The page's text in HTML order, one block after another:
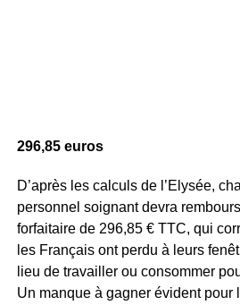
296,85 euros
D’après les calculs de l’Elysée,
personnel soignant devra
forfaitaire de 296,85 € TTC, qui
les Français ont perdu à leurs
lieu de travailler ou consommer
Un manque à gagner évident pour